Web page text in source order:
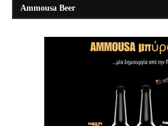
Ammousa Beer